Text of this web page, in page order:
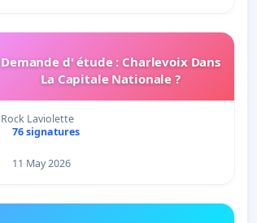
Demande d' étude : Charlevoix Dans
La Capitale Nationale ?
Rock Laviolette
76 signatures
11 May 2026